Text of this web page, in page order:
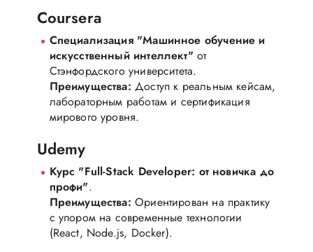
Coursera
Специализация "Машинное обучение и
искусственный интеллект" от
Стэнфордского университета.
Преимущества: Доступ к реальным кейсам,
лабораторным работам и сертификация
мирового уровня.
Udemy
Курс "Full-Stack Developer: от новичка до
профи".
Преимущества: Ориентирован на практику
с упором на современные технологии
(React, Node.js, Docker).